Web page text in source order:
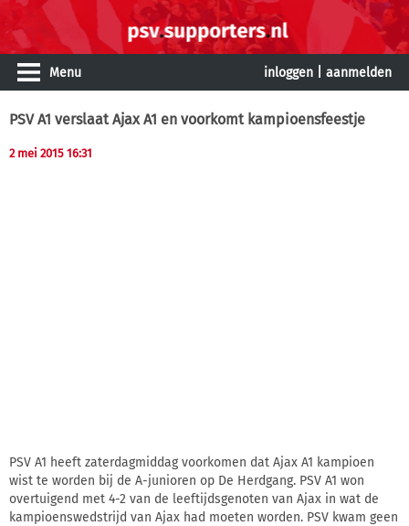
Menu inloggen aanmelden
PSV A1 verslaat Ajax A1 en voorkomt kampioensfeestje
2 mei 2015 16:31
PSV A1 heeft zaterdagmiddag voorkomen dat Ajax A1 kampioen
wist te worden bij de A-junioren op De Herdgang. PSV A1 won
overtuigend met 4-2 van de leeftijdsgenoten van Ajax in wat de
kampioenswedstrijd van Ajax had moeten worden. PSV kwam geen